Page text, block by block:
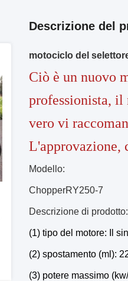
Descrizione del
motociclo del
Ciò è un nuovo
professionista, il
vero vi
L'approvazione,
Modello:
ChopperRY250-7
Descrizione di prodotto:
(1) tipo del motore: Il
(2) spostamento (ml):
(3) potere massimo